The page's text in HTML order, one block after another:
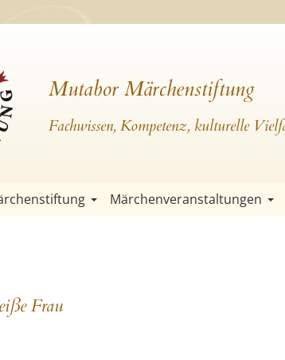
Mutabor Märchenstiftung
Fachwissen, Kompetenz, kulturelle
Märchenveranstaltungen
Frau